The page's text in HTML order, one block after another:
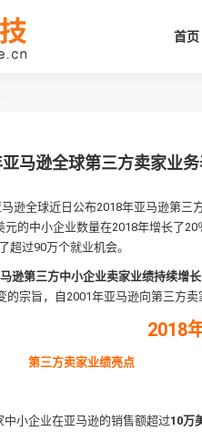
首页
马逊全球第三方卖家业
逊全球近日公布2018年亚马逊第三
元的中小企业数量在2018年增长了
超过90万个就业机会。
逊第三方中小企业卖家业绩持续增
的宗旨，自2001年亚马逊向第三方
2018
第三方卖家业绩亮点
企业在亚马逊的销售额超过10万